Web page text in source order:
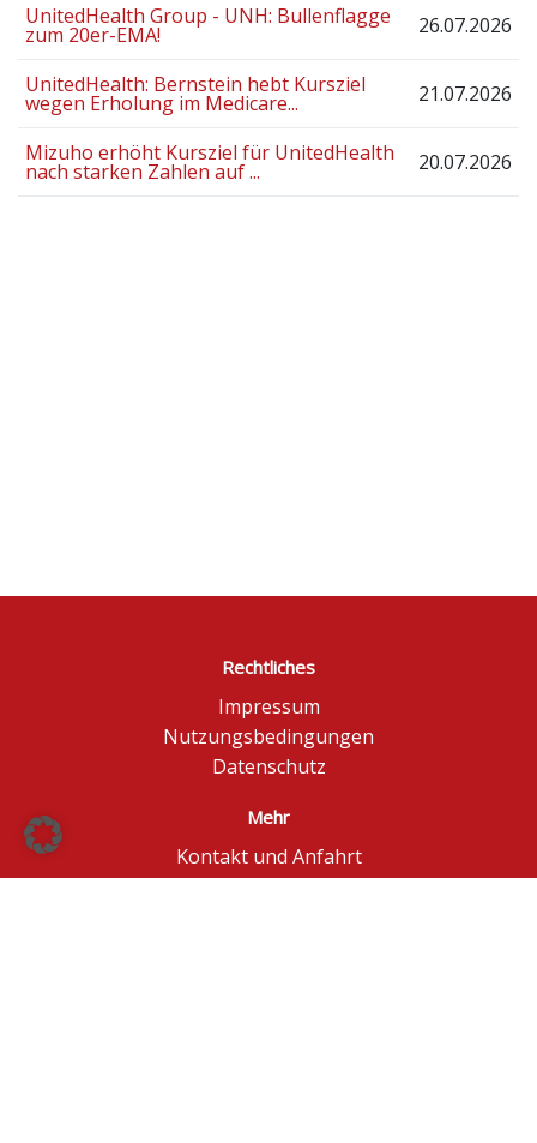
UnitedHealth Group - UNH: Bullenflagge
zum 20er-EMA! 26.07.2026
UnitedHealth: Bernstein hebt Kursziel
wegen Erholung im Medicare... 21.07.2026
Mizuho erhöht Kursziel für UnitedHealth
nach starken Zahlen auf ... 20.07.2026
Rechtliches
Impressum
Nutzungsbedingungen
Datenschutz
Mehr
Kontakt und Anfahrt
Börse Düsseldorf